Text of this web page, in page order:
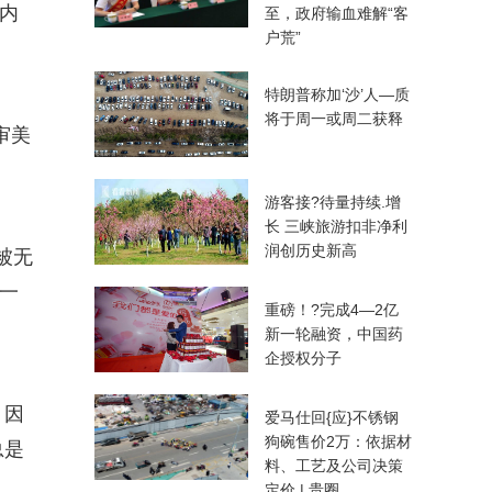
美
无
至，政府输血难解“客
户荒”
特朗普称加‘沙’人—质
将于周一或周二获释
游客接?待量持续.增
长 三峡旅游扣非净利
润创历史新高
重磅！?完成4—2亿
新一轮融资，中国药
企授权分子
爱马仕回{应}不锈钢
狗碗售价2万：依据材
料、工艺及公司决策